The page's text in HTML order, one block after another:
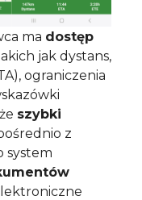
ma dostęp
jak dystans,
ograniczenia
szybki
z
system